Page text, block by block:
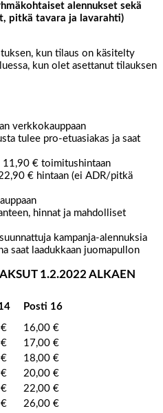
alennukset sekä
pitkä tavara ja lavarahti)
kun tilaus on käsitelty
kun olet asettanut tilauksen
verkkokauppaan
tulee pro-etuasiakas ja saat
€ toimitushintaan
€ hintaan (ei ADR/pitkä
hinnat ja mahdolliset
kampanja-alennuksia
saat laadukkaan juomapullon
1.2.2022 ALKAEN
Posti 16
16,00 €
17,00 €
18,00 €
20,00 €
22,00 €
26,00 €